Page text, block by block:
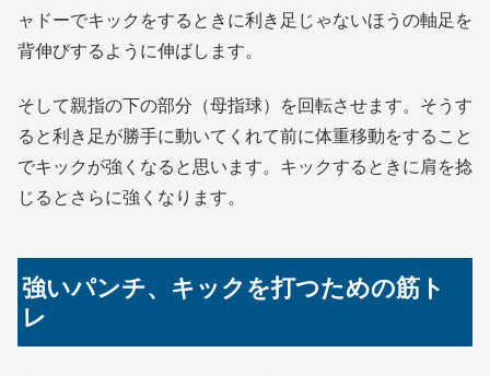
ャドーでキックをするときに利き足じゃないほうの軸足を
背伸びするように伸ばします。
そして親指の下の部分（母指球）を回転させます。そうす
ると利き足が勝手に動いてくれて前に体重移動をすること
でキックが強くなると思います。キックするときに肩を捻
じるとさらに強くなります。
強いパンチ、キックを打つための筋ト
レ